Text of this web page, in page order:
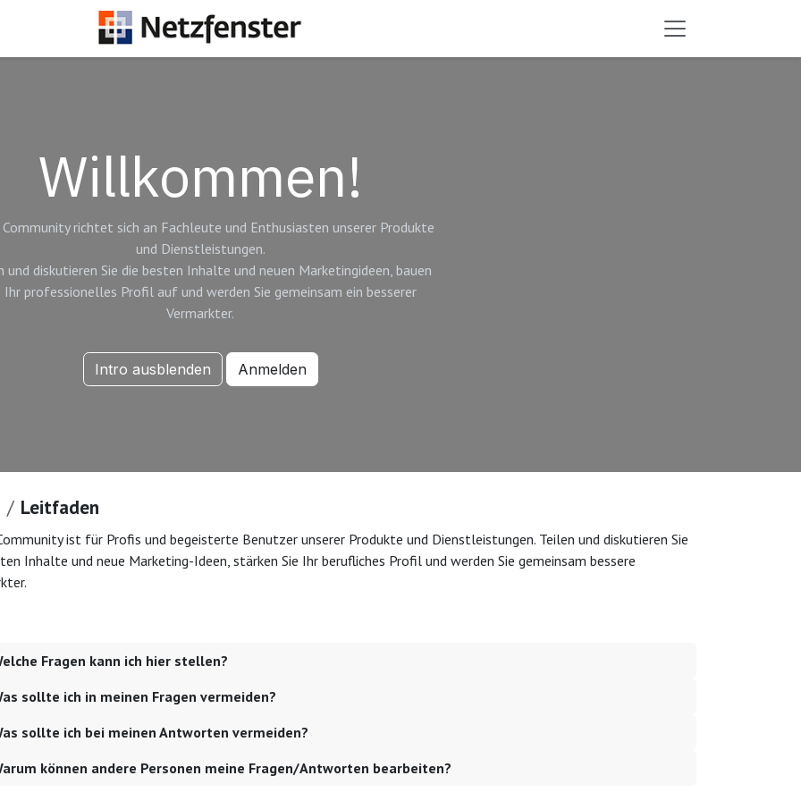
Willkommen!
Community richtet sich an Fachleute und Enthusiasten unserer Produkte
und Dienstleistungen.
und diskutieren Sie die besten Inhalte und neuen Marketingideen, bauen
Ihr professionelles Profil auf und werden Sie gemeinsam ein besserer
Vermarkter.
Intro ausblenden Anmelden
Leitfaden
ist für Profis und begeisterte Benutzer unserer Produkte und Dienstleistungen. Teilen und diskutieren Sie
Inhalte und neue Marketing-Ideen, stärken Sie Ihr berufliches Profil und werden Sie gemeinsam bessere
Fragen kann ich hier stellen?
sollte ich in meinen Fragen vermeiden?
sollte ich bei meinen Antworten vermeiden?
können andere Personen meine Fragen/Antworten bearbeiten?